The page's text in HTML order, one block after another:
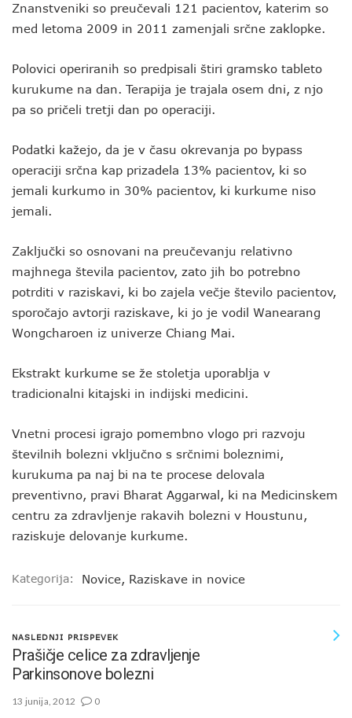
Znanstveniki so preučevali 121 pacientov, katerim so
med letoma 2009 in 2011 zamenjali srčne zaklopke.
Polovici operiranih so predpisali štiri gramsko tableto
kurukume na dan. Terapija je trajala osem dni, z njo
pa so pričeli tretji dan po operaciji.
Podatki kažejo, da je v času okrevanja po bypass
operaciji srčna kap prizadela 13% pacientov, ki so
jemali kurkumo in 30% pacientov, ki kurkume niso
jemali.
Zaključki so osnovani na preučevanju relativno
majhnega števila pacientov, zato jih bo potrebno
potrditi v raziskavi, ki bo zajela večje število pacientov,
sporočajo avtorji raziskave, ki jo je vodil Wanearang
Wongcharoen iz univerze Chiang Mai.
Ekstrakt kurkume se že stoletja uporablja v
tradicionalni kitajski in indijski medicini.
Vnetni procesi igrajo pomembno vlogo pri razvoju
številnih bolezni vključno s srčnimi boleznimi,
kurukuma pa naj bi na te procese delovala
preventivno, pravi Bharat Aggarwal, ki na Medicinskem
centru za zdravljenje rakavih bolezni v Houstunu,
raziskuje delovanje kurkume.
Kategorija: Novice, Raziskave in novice
NASLEDNJI PRISPEVEK
Prašičje celice za zdravljenje
Parkinsonove bolezni
13 junija, 2012 0